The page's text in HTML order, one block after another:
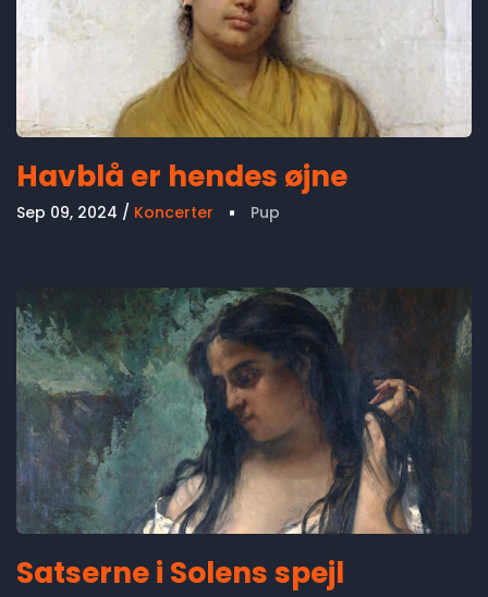
Havblå er hendes øjne
Sep 09, 2024 Koncerter Pup
Satserne i Solens spejl